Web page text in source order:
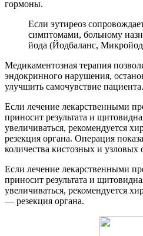
гормоны.
Если эутиреоз
симптомами, больному
йода (Йодбаланс,
Медикаментозная терапия
эндокринного нарушения,
улучшить самочувствие пациента.
Если лечение лекарственными
приносит результата и
увеличиваться, рекомендуется
резекция органа. Операция
количества кистозных и узловых
Если лечение лекарственными
приносит результата и
увеличиваться, рекомендуется
— резекция органа.